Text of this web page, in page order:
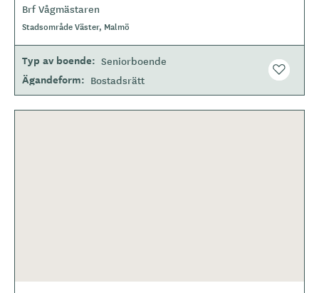
Brf Vågmästaren
Stadsområde Väster, Malmö
Typ av boende Seniorboende
Ägandeform Bostadsrätt